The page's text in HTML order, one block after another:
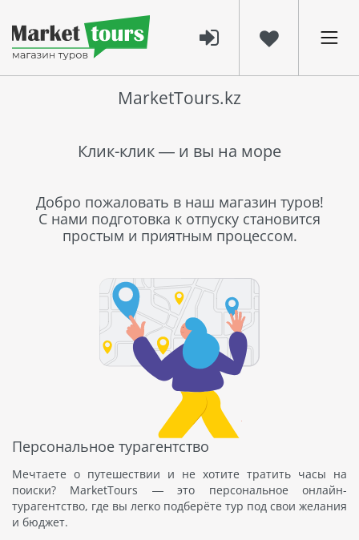
MarketTours.kz
Клик-клик — и вы на море
Добро пожаловать в наш магазин туров!
С нами подготовка к отпуску становится
простым и приятным процессом.
Персональное турагентство
Мечтаете о путешествии и не хотите тратить часы на
поиски? MarketTours — это персональное онлайн-
турагентство, где вы легко подберёте тур под свои желания
и бюджет.